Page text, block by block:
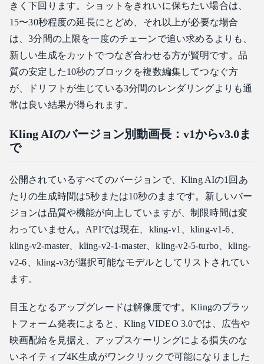
きく下回ります。ショットをきれいに保ちたい場合は、
15〜30秒程度の延長にとどめ、それ以上が必要な場合
は、3分間の上限を一度のチェーンで追い求めるよりも、
新しい生成をカットでつなぎ合わせる方が賢明です。品
質の安定した10秒のブロックを複数編集してつなぐ方
が、ドリフトが生じている3分間のレンダリングよりも通
常は良い結果が得られます。
Kling AIのバージョン別動画長：v1からv3.0ま
で
公開されているすべてのバージョンで、Kling AIの1回あ
たりの生成時間は5秒または10秒のままです。新しいバー
ジョンは品質や機能が向上していますが、制限時間は変
わっていません。APIでは現在、kling-v1、kling-v1-6、
kling-v2-master、kling-v2-1-master、kling-v2-5-turbo、kling-
v2-6、kling-v3が選択可能なモデルとしてリストされてい
ます。
目玉となるアップグレードは解像度です。Klingのプラッ
トフォーム発表によると、Kling VIDEO 3.0では、広告や
映画配給を見据え、アップスケーリングによる損失のな
いネイティブ4K生成がワンクリックで可能になりました